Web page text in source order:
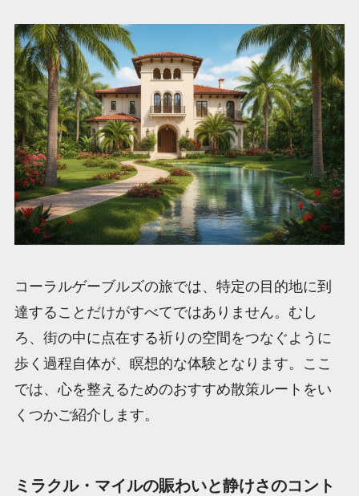
コーラルゲーブルズの旅では、特定の目的地に到
達することだけがすべてではありません。むし
ろ、街の中に点在する祈りの空間をつなぐように
歩く過程自体が、瞑想的な体験となります。ここ
では、心を整えるためのおすすめ散策ルートをい
くつかご紹介します。
ミラクル・マイルの賑わいと静けさのコント